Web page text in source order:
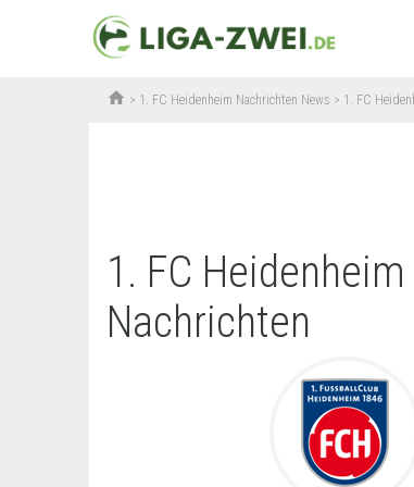
home > 1. FC Heidenheim Nachrichten News > 1. FC
1. FC Heidenheim
Nachrichten